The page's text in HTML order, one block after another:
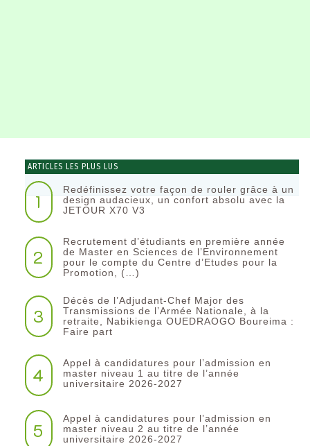
ARTICLES LES PLUS LUS
1
Redéfinissez votre façon de rouler grâce à un
design audacieux, un confort absolu avec la
JETOUR X70 V3
2
Recrutement d’étudiants en première année
de Master en Sciences de l’Environnement
pour le compte du Centre d’Etudes pour la
Promotion, (…)
3
Décès de l’Adjudant-Chef Major des
Transmissions de l’Armée Nationale, à la
retraite, Nabikienga OUEDRAOGO Boureima :
Faire part
4
Appel à candidatures pour l’admission en
master niveau 1 au titre de l’année
universitaire 2026-2027
5
Appel à candidatures pour l’admission en
master niveau 2 au titre de l’année
universitaire 2026-2027